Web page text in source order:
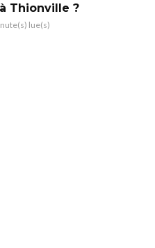
Thionville ?
lue(s)